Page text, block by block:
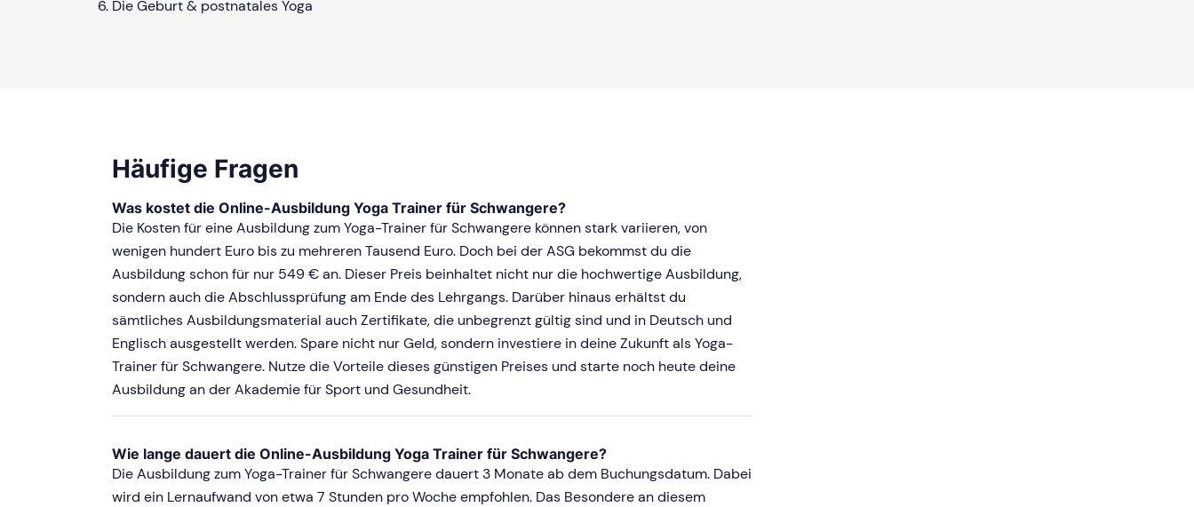
Die Geburt & postnatales Yoga
Häufige Fragen
Was kostet die Online-Ausbildung Yoga Trainer für Schwangere?
Die Kosten für eine Ausbildung zum Yoga-Trainer für Schwangere können stark variieren, von
wenigen hundert Euro bis zu mehreren Tausend Euro. Doch bei der ASG bekommst du die
Ausbildung schon für nur 549 € an. Dieser Preis beinhaltet nicht nur die hochwertige Ausbildung,
sondern auch die Abschlussprüfung am Ende des Lehrgangs. Darüber hinaus erhältst du
sämtliches Ausbildungsmaterial auch Zertifikate, die unbegrenzt gültig sind und in Deutsch und
Englisch ausgestellt werden. Spare nicht nur Geld, sondern investiere in deine Zukunft als Yoga-
Trainer für Schwangere. Nutze die Vorteile dieses günstigen Preises und starte noch heute deine
Ausbildung an der Akademie für Sport und Gesundheit.
Wie lange dauert die Online-Ausbildung Yoga Trainer für Schwangere?
Die Ausbildung zum Yoga-Trainer für Schwangere dauert 3 Monate ab dem Buchungsdatum. Dabei
wird ein Lernaufwand von etwa 7 Stunden pro Woche empfohlen. Das Besondere an diesem